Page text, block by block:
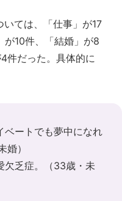
ては、「仕事」が17
が10件、「結婚」が8
件だった。具体的に
ベートでも夢中になれ
）
欠乏症。（33歳・未